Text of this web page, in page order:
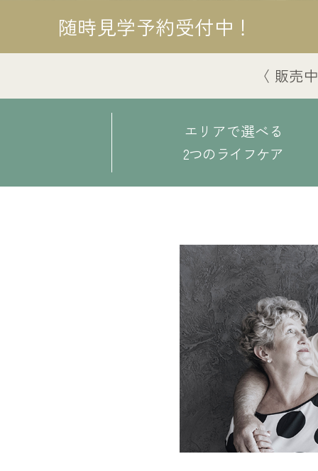
随時見学予約受付中！
〈 販売
万円 1,000
エリアで選べる
2つのライフケア